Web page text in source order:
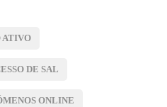
ATIVO
DE SAL
ONLINE